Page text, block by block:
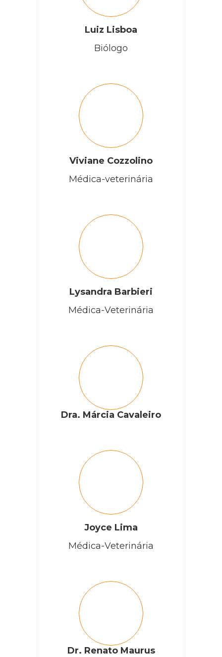
Luiz Lisboa
Biólogo
Viviane Cozzolino
Médica-veterinária
Lysandra Barbieri
Médica-Veterinária
Dra. Márcia Cavaleiro
Joyce Lima
Médica-Veterinária
Dr. Renato Maurus